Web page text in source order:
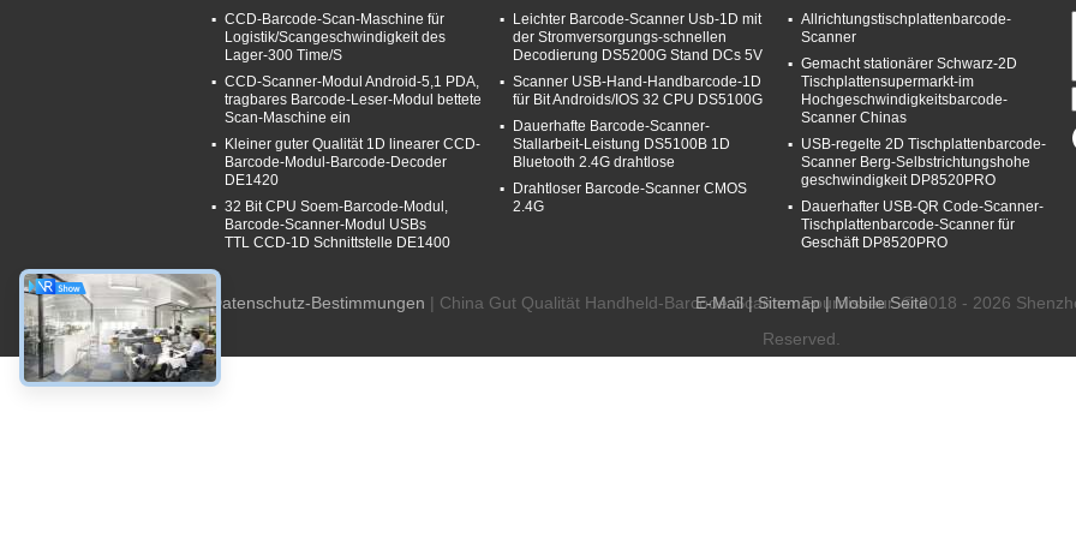
CCD-Barcode-Scan-Maschine für
Logistik/Scangeschwindigkeit des
Lager-300 Time/S
CCD-Scanner-Modul Android-5,1 PDA,
tragbares Barcode-Leser-Modul bettete
Scan-Maschine ein
Kleiner guter Qualität 1D linearer CCD-
Barcode-Modul-Barcode-Decoder
DE1420
32 Bit CPU Soem-Barcode-Modul,
Barcode-Scanner-Modul USBs
TTL CCD-1D Schnittstelle DE1400
Leichter Barcode-Scanner Usb-1D mit
der Stromversorgungs-schnellen
Decodierung DS5200G Stand DCs 5V
Scanner USB-Hand-Handbarcode-1D
für Bit Androids/IOS 32 CPU DS5100G
Dauerhafte Barcode-Scanner-
Stallarbeit-Leistung DS5100B 1D
Bluetooth 2.4G drahtlose
Drahtloser Barcode-Scanner CMOS
2.4G
Allrichtungstischplattenbarcode-
Scanner
Gemacht stationärer Schwarz-2D
Tischplattensupermarkt-im
Hochgeschwindigkeitsbarcode-
Scanner Chinas
USB-regelte 2D Tischplattenbarcode-
Scanner Berg-Selbstrichtungshohe
geschwindigkeit DP8520PRO
Dauerhafter USB-QR Code-Scanner-
Tischplattenbarcode-Scanner für
Geschäft DP8520PRO
E-Mail|Sitemap | Mobile Seite
Datenschutz-Bestimmungen | China Gut Qualität Handheld-Barcode-Scanner Fournisseur. © 2018 - 2026
Reserved.